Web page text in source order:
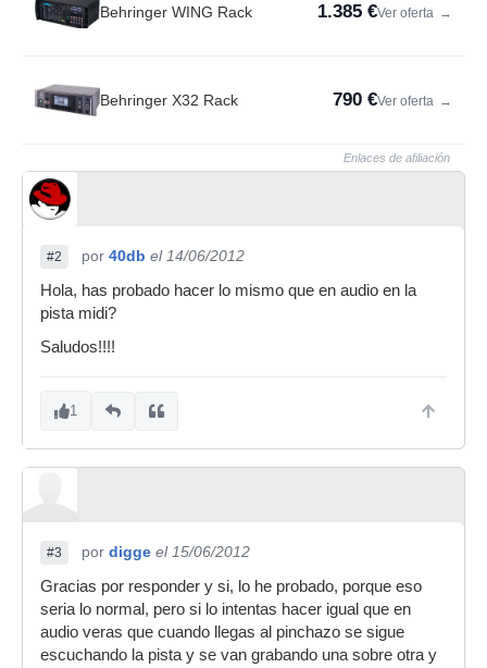
Behringer WING Rack 1.385 €Ver oferta →
Behringer X32 Rack 790 €Ver oferta →
Enlaces de afiliación
#2 por 40db el 14/06/2012
Hola, has probado hacer lo mismo que en audio en la
pista midi?
Saludos!!!!
1
#3 por digge el 15/06/2012
Gracias por responder y si, lo he probado, porque eso
seria lo normal, pero si lo intentas hacer igual que en
audio veras que cuando llegas al pinchazo se sigue
escuchando la pista y se van grabando una sobre otra y